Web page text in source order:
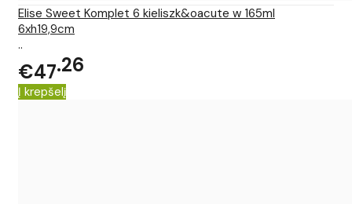
Elise Sweet Komplet 6 kieliszk&oacute w 165ml
6xh19,9cm
..
€47 26
Į krepšelį